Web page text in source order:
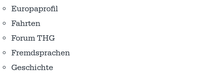
Europaprofil
Fahrten
Forum THG
Fremdsprachen
Geschichte